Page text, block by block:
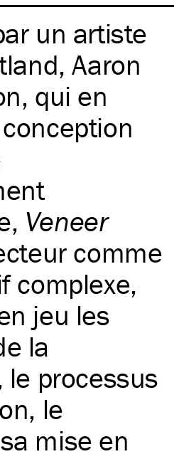
un artiste
Aaron
qui en
Veneer
comme
complexe,
jeu les
la
le processus
le
mise en